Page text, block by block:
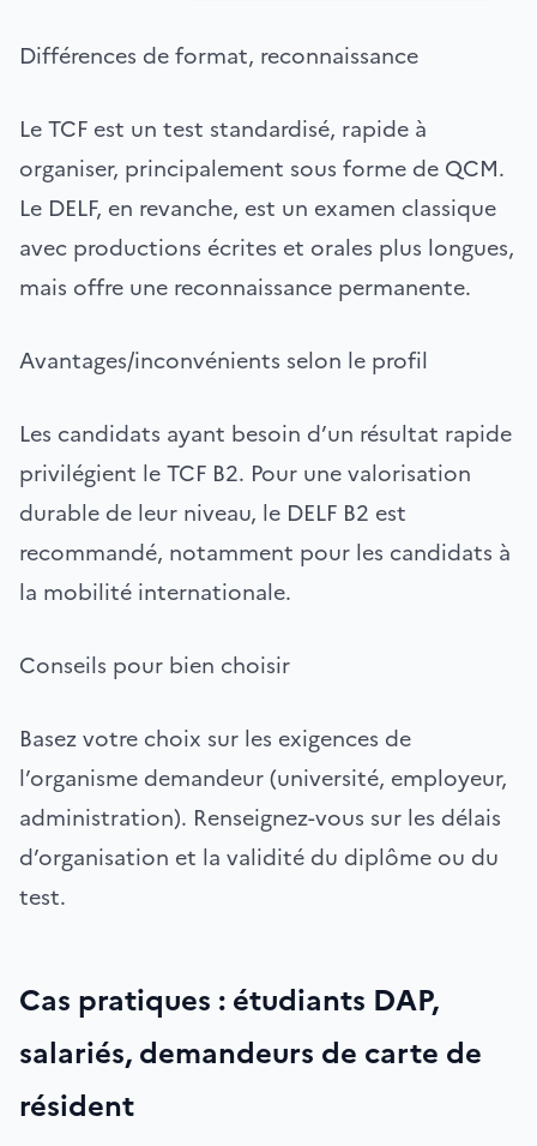
Différences de format, reconnaissance
Le TCF est un test standardisé, rapide à
organiser, principalement sous forme de QCM.
Le DELF, en revanche, est un examen classique
avec productions écrites et orales plus longues,
mais offre une reconnaissance permanente.
Avantages/inconvénients selon le profil
Les candidats ayant besoin d’un résultat rapide
privilégient le TCF B2. Pour une valorisation
durable de leur niveau, le DELF B2 est
recommandé, notamment pour les candidats à
la mobilité internationale.
Conseils pour bien choisir
Basez votre choix sur les exigences de
l’organisme demandeur (université, employeur,
administration). Renseignez-vous sur les délais
d’organisation et la validité du diplôme ou du
test.
Cas pratiques : étudiants DAP,
salariés, demandeurs de carte de
résident